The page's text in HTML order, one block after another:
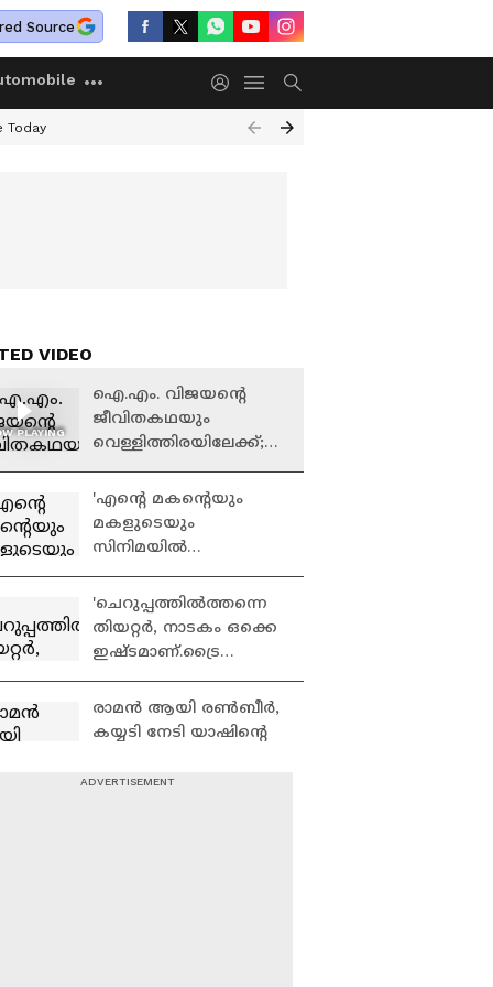
Source
Today
VIDEO
PLAYING
ഐ.എം. വിജയന്റെ
ജീവിതകഥയും
വെള്ളിത്തിരയിലേക്ക്;
IM Vijayan
'എന്റെ മകന്റെയും
മകളുടെയും
സിനിമയിൽ
ഭാഗ്യം കിട്ടിയതിൽ
ഒരുപാട് സന്തോഷം'
'ചെറുപ്പത്തിൽത്തന്നെ
തിയറ്റർ, നാടകം ഒക്കെ
ഇഷ്ടമാണ്.ട്രൈ
ആത്മവിശ്വാസമുണ്ടായി
രുന്നില്ല'
രാമന്‍ ആയി രൺബീർ,
കയ്യടി നേടി യാഷിന്റെ
രാമായണ ട്രെയിലർ